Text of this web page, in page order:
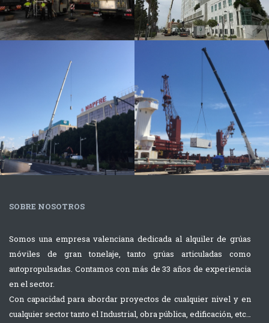
ferrocarril
Elevación de
cargas en
centro ciudad
con Grúa
Autopropulsada
Nueva
Cabeza
Tractora
FH16
Descarga y
prensa con dos
grúas
Autopropulsadas
Liebherr
Acondicionado
con grúa de
220tns Terex
Explorer 5800
Varios
SOBRE NOSOTROS
Somos una empresa valenciana dedicada al alquiler de grúas
móviles de gran tonelaje, tanto grúas articuladas como
autopropulsadas. Contamos con más de 33 años de experiencia
en el sector.
Con capacidad para abordar proyectos de cualquier nivel y en
cualquier sector tanto el Industrial, obra pública, edificación, etc…